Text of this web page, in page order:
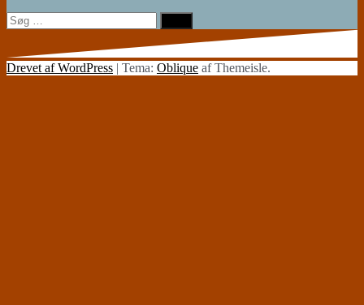
Søg
efter:
Drevet af WordPress | Tema: Oblique af Themeisle.